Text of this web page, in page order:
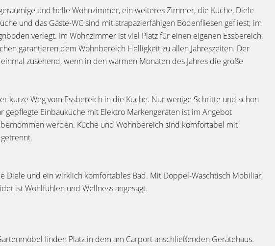
und helle Wohnzimmer, ein weiteres Zimmer, die Küche, Diele
und das Gäste-WC sind mit strapazierfähigen Bodenfliesen gefliest; im
verlegt. Im Wohnzimmer ist viel Platz für einen eigenen Essbereich.
garantieren dem Wohnbereich Helligkeit zu allen Jahreszeiten. Der
zusehend, wenn in den warmen Monaten des Jahres die große
kurze Weg vom Essbereich in die Küche. Nur wenige Schritte und schon
gepflegte Einbauküche mit Elektro Markengeräten ist im Angebot
werden. Küche und Wohnbereich sind komfortabel mit
Diele und ein wirklich komfortables Bad. Mit Doppel-Waschtisch Mobiliar,
ist Wohlfühlen und Wellness angesagt.
finden Platz in dem am Carport anschließenden Gerätehaus.